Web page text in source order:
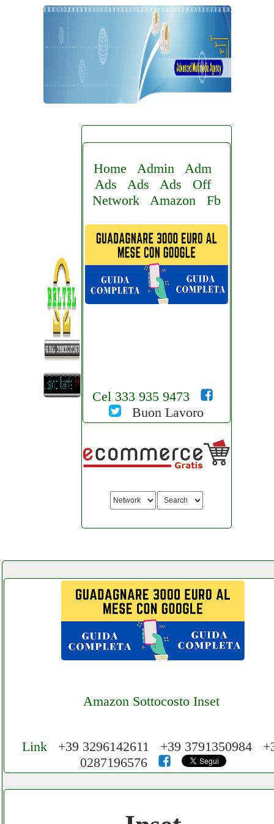
Home Admin
Adm
Ads
Ads Ads
Off
Network
Amazon Fb
Cel 333 935 9473
Buon Lavoro
Amazon Sottocosto Inset
Cerchiamo Collaboratori per Lavoro nel
Network 3.000 € Mese
Link +39 3296142611 +39 3791350984
0287196576